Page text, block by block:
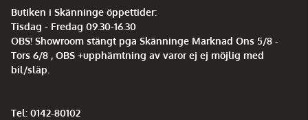
Butiken i Skänninge öppettider:
Tisdag - Fredag 09.30-16.30
OBS! Showroom stängt pga Skänninge Marknad Ons 5/8 -
Tors 6/8 , OBS +upphämtning av varor ej ej möjlig med
bil/släp.
Tel: 0142-80102